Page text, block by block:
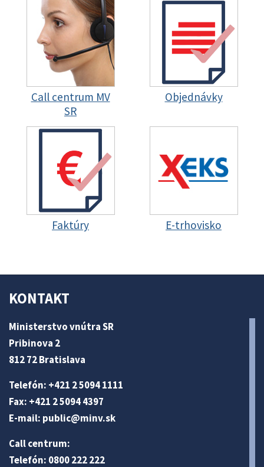
Call centrum MV
SR
Objednávky
Faktúry E-trhovisko
KONTAKT
Ministerstvo vnútra SR
Pribinova 2
812 72 Bratislava
Telefón: +421 2 5094 1111
Fax: +421 2 5094 4397
E-mail: public@minv.sk
Call centrum:
Telefón: 0800 222 222